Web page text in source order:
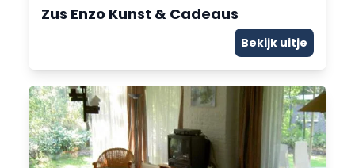
Zus Enzo Kunst & Cadeaus
Bekijk uitje